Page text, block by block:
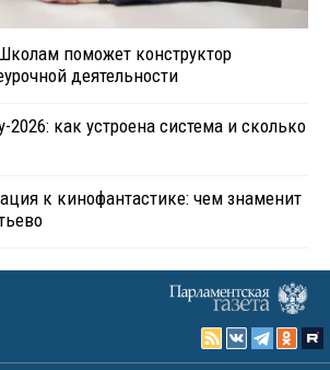
поможет конструктор
деятельности
как устроена система и сколько
к кинофантастике: чем знаменит